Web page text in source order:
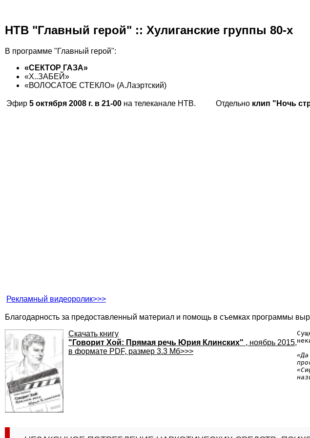
НТВ "Главный герой" :: Хулиганские группы 80-х
В программе "Главный герой":
«СЕКТОР ГАЗА»
«Х..ЗАБЕЙ»
«ВОЛОСАТОЕ СТЕКЛО» (А.Лаэртский)
Эфир 5 октября 2008 г. в 21-00 на телеканале НТВ.
Рекламный видеоролик>>>
Отдельно клип "Ночь
Благодарность за предоставленный материал и помощь в съемках программы
Скачать книгу
"Говорит Хой: Прямая речь Юрия Клинских" , ноябрь 2015,
в формате PDF, размер 3.3 Мб>>>